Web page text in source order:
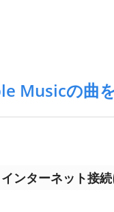
Musicの曲
ンターネット接